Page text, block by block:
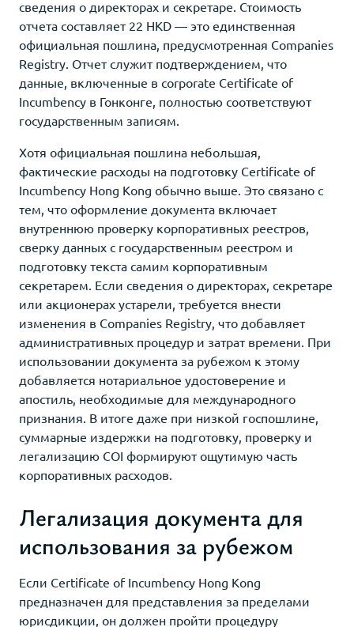
сведения о директорах и секретаре. Стоимость
отчета составляет 22 HKD — это единственная
официальная пошлина, предусмотренная Companies
Registry. Отчет служит подтверждением, что
данные, включенные в corporate Certificate of
Incumbency в Гонконге, полностью соответствуют
государственным записям.
Хотя официальная пошлина небольшая,
фактические расходы на подготовку Certificate of
Incumbency Hong Kong обычно выше. Это связано с
тем, что оформление документа включает
внутреннюю проверку корпоративных реестров,
сверку данных с государственным реестром и
подготовку текста самим корпоративным
секретарем. Если сведения о директорах, секретаре
или акционерах устарели, требуется внести
изменения в Companies Registry, что добавляет
административных процедур и затрат времени. При
использовании документа за рубежом к этому
добавляется нотариальное удостоверение и
апостиль, необходимые для международного
признания. В итоге даже при низкой госпошлине,
суммарные издержки на подготовку, проверку и
легализацию COI формируют ощутимую часть
корпоративных расходов.
Легализация документа для
использования за рубежом
Если Certificate of Incumbency Hong Kong
предназначен для представления за пределами
юрисдикции, он должен пройти процедуру